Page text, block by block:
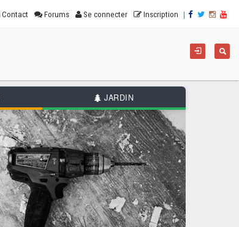
Contact Forums Se connecter Inscription |
JARDIN